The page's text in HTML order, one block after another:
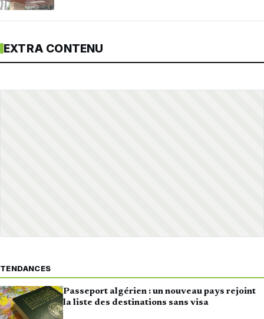
EXTRA CONTENU
TENDANCES
Passeport algérien : un nouveau pays rejoint
la liste des destinations sans visa